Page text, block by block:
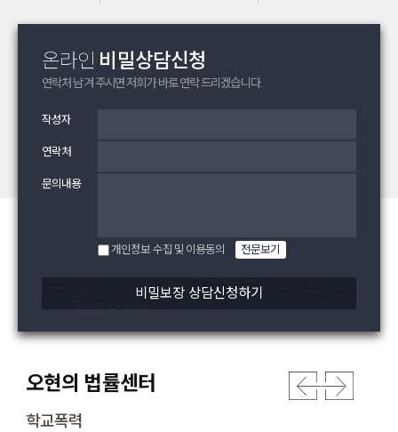
온라인 비밀상담신청
연락처 남겨 주시면저희가 바로 연락 드리겠습니다.
작성자
연락처
문의내용
개인정보 수집 및 이용동의 전문보기
비밀보장 상담신청하기
오현의 법률센터
학교폭력